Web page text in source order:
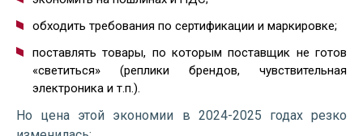
обходить требования по сертификации и маркировке;
поставлять товары, по которым поставщик не готов
«светиться» (реплики брендов, чувствительная
электроника и т.п.).
Но цена этой экономии в 2024-2025 годах резко